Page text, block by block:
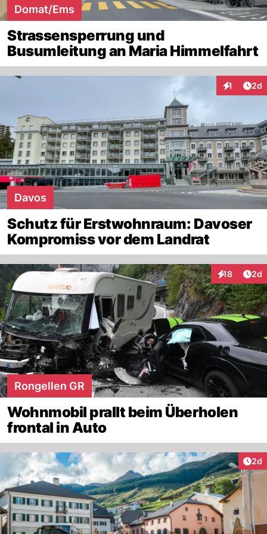
Domat/Ems
Strassensperrung und
Busumleitung an Maria Himmelfahrt
1 2d
Davos
Schutz für Erstwohnraum: Davoser
Kompromiss vor dem Landrat
18
Interaktionen
2d
Rongellen GR
Wohnmobil prallt beim Überholen
frontal in Auto
2d